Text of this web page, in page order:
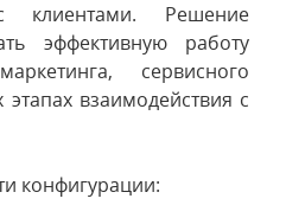
клиентами. Решение
эффективную работу
сервисного
взаимодействия с
конфигурации: